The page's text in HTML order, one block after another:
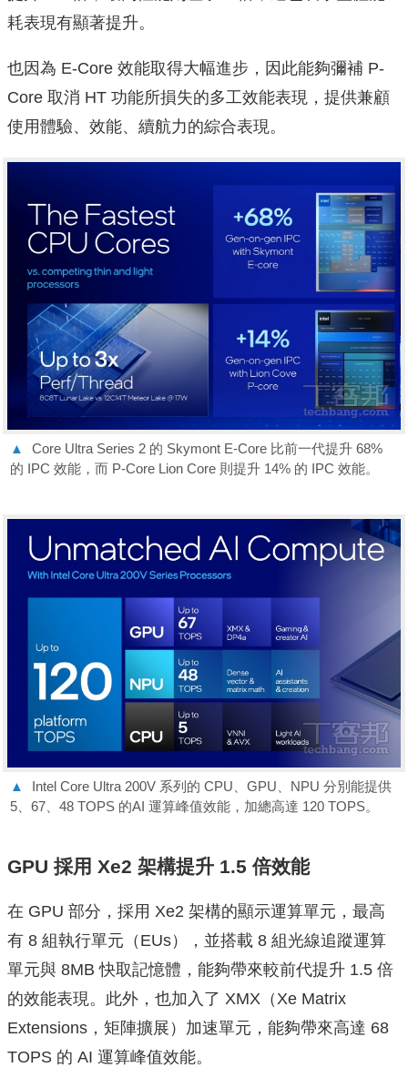
耗表現有顯著提升。
也因為 E-Core 效能取得大幅進步，因此能夠彌補 P-
Core 取消 HT 功能所損失的多工效能表現，提供兼顧
使用體驗、效能、續航力的綜合表現。
▲
Core Ultra Series 2 的 Skymont E-Core 比前一代提升 68%
的 IPC 效能，而 P-Core Lion Core 則提升 14% 的 IPC 效能。
▲
Intel Core Ultra 200V 系列的 CPU、GPU、NPU 分別能提供
5、67、48 TOPS 的AI 運算峰值效能，加總高達 120 TOPS。
GPU 採用 Xe2 架構提升 1.5 倍效能
在 GPU 部分，採用 Xe2 架構的顯示運算單元，最高
有 8 組執行單元（EUs），並搭載 8 組光線追蹤運算
單元與 8MB 快取記憶體，能夠帶來較前代提升 1.5 倍
的效能表現。此外，也加入了 XMX（Xe Matrix
Extensions，矩陣擴展）加速單元，能夠帶來高達 68
TOPS 的 AI 運算峰值效能。